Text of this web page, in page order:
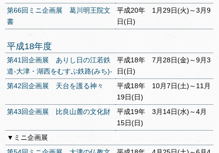
第66回ミニ企画展 葛川明王院文
書
平成20年 1月29日(火)～3月9
日(日)
平成18年度
第41回企画展 ありし日の江若鉄
道-大津・湖西をむすぶ鉄路(みち)-
平成18年 7月28日(金)～9月3
日(日)
第42回企画展 天台を護る神々
平成18年 10月7日(土)～11月
19日(日)
第43回企画展 比良山麓の文化財
平成19年 3月14日(水)～4月
15日(日)
▼ミニ企画展